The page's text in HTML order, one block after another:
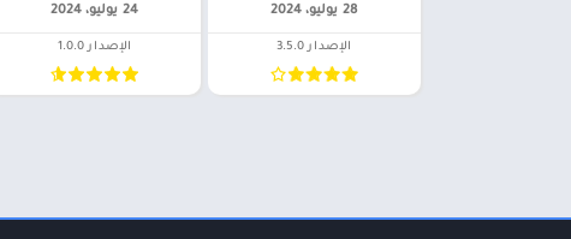
28 يوليو، 2024
الإصدار 3.5.0
24 يوليو، 2024
الإصدار 1.0.0